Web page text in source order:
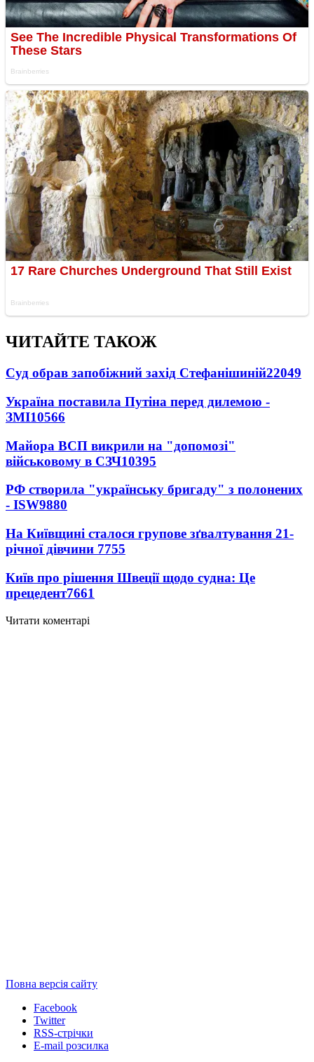
ЧИТАЙТЕ ТАКОЖ
Суд обрав запобіжний захід Стефанішиній22049
Україна поставила Путіна перед дилемою -
ЗМІ10566
Майора ВСП викрили на "допомозі"
військовому в СЗЧ10395
РФ створила "українську бригаду" з полонених
- ISW9880
На Київщині сталося групове зґвалтування 21-
річної дівчини 7755
Київ про рішення Швеції щодо судна: Це
прецедент7661
Читати коментарі
Повна версія сайту
Facebook
Twitter
RSS-стрічки
E-mail розсилка